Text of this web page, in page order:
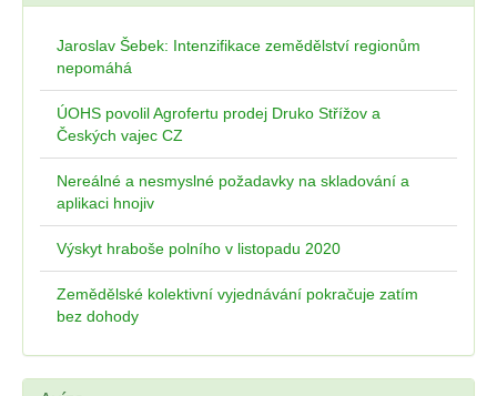
Jaroslav Šebek: Intenzifikace zemědělství regionům
nepomáhá
ÚOHS povolil Agrofertu prodej Druko Střížov a
Českých vajec CZ
Nereálné a nesmyslné požadavky na skladování a
aplikaci hnojiv
Výskyt hraboše polního v listopadu 2020
Zemědělské kolektivní vyjednávání pokračuje zatím
bez dohody